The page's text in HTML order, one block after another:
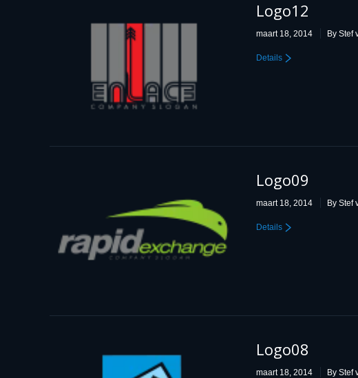
Logo12
maart 18, 2014 By Stef
Details
Logo09
maart 18, 2014 By Stef
Details
Logo08
maart 18, 2014 By Stef